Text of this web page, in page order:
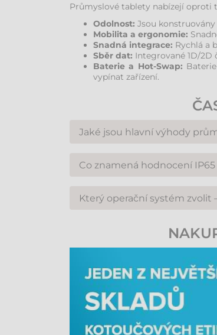
Průmyslové tablety nabízejí oproti
Odolnost: Jsou
Mobilita a ergonomie:
Snadná integrace: Rychlá a
Sběr dat: Integrované 1D/
Baterie a Hot-Swap:
vypínat zařízení.
Jaké jsou hlavní výhody
delší životní cyklus (dostupnost
Co znamená hodnocení IP65
minut. Pro náročné provozy
Který operační systém zvolit
desktopovými aplikacemi,